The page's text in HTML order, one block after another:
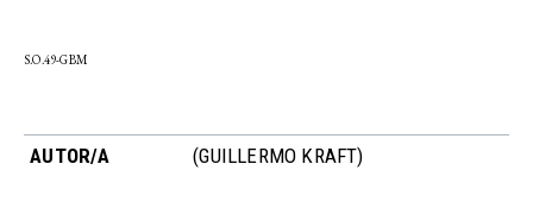
S.O.49-GBM
AUTOR/A (GUILLERMO KRAFT)